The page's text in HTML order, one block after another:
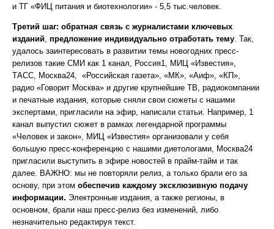
и ТГ «ФИЦ питания и биотехнологии» - 5,5 тыс.человек.
Третий шаг: обратная связь с журналистами ключевых
изданий, предложение индивидуально отработать тему. Так,
удалось заинтересовать в развитии темы новогодних пресс-
релизов такие СМИ как 1 канал, Россия1, МИЦ «Известия»,
ТАСС, Москва24, «Российская газета», «МК», «Аиф», «КП»,
радио «Говорит Москва» и другие крупнейшие ТВ, радиокомпании
и печатные издания, которые сняли свои сюжеты с нашими
экспертами, пригласили на эфир, написали статьи. Например, 1
канал выпустил сюжет в рамках легендарной программы
«Человек и закон», МИЦ «Известия» организовали у себя
большую пресс-конференцию с нашими диетологами, Москва24
пригласили выступить в эфире новостей в прайм-тайм и так
далее. ВАЖНО: мы не повторяли релиз, а только брали его за
основу, при этом обеспечив каждому эксклюзивную подачу
информации. Электронные издания, а также регионы, в
основном, брали наш пресс-релиз без изменений, либо
незначительно редактируя текст.